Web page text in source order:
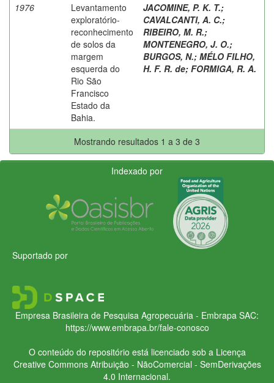
1976
Levantamento
exploratório-
reconhecimento
de solos da
margem
esquerda do
Rio São
Francisco
Estado da
Bahia.
JACOMINE, P. K. T.;
CAVALCANTI, A. C.;
RIBEIRO, M. R.;
MONTENEGRO, J. O.;
BURGOS, N.; MÉLO FILHO,
H. F. R. de; FORMIGA, R. A.
Mostrando resultados 1 a 3 de 3
Indexado por
Suportado por
Empresa Brasileira de Pesquisa Agropecuária - Embrapa SAC:
https://www.embrapa.br/fale-conosco
O conteúdo do repositório está licenciado sob a Licença
Creative CommonsAtribuição - NãoComercial - SemDerivações
4.0 Internacional.